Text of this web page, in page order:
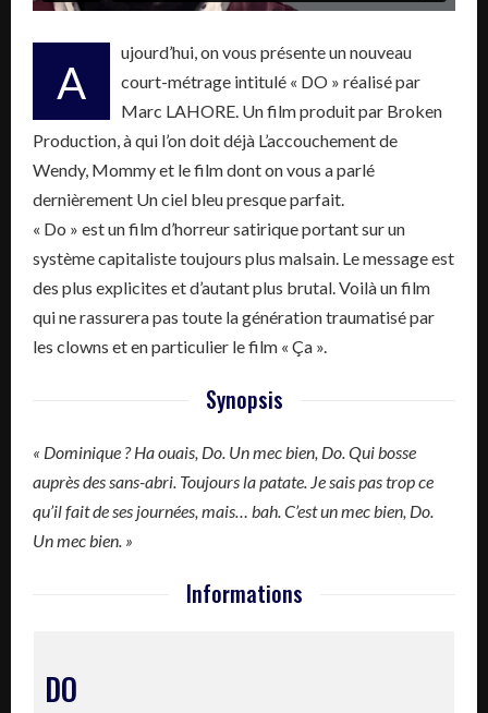
A
ujourd’hui, on vous présente un nouveau
court-métrage intitulé « DO » réalisé par
Marc LAHORE. Un film produit par Broken
Production, à qui l’on doit déjà L’accouchement de
Wendy, Mommy et le film dont on vous a parlé
dernièrement Un ciel bleu presque parfait.
« Do » est un film d’horreur satirique portant sur un
système capitaliste toujours plus malsain. Le message est
des plus explicites et d’autant plus brutal. Voilà un film
qui ne rassurera pas toute la génération traumatisé par
les clowns et en particulier le film « Ça ».
Synopsis
« Dominique ? Ha ouais, Do. Un mec bien, Do. Qui bosse
auprès des sans-abri. Toujours la patate. Je sais pas trop ce
qu’il fait de ses journées, mais… bah. C’est un mec bien, Do.
Un mec bien. »
Informations
DO